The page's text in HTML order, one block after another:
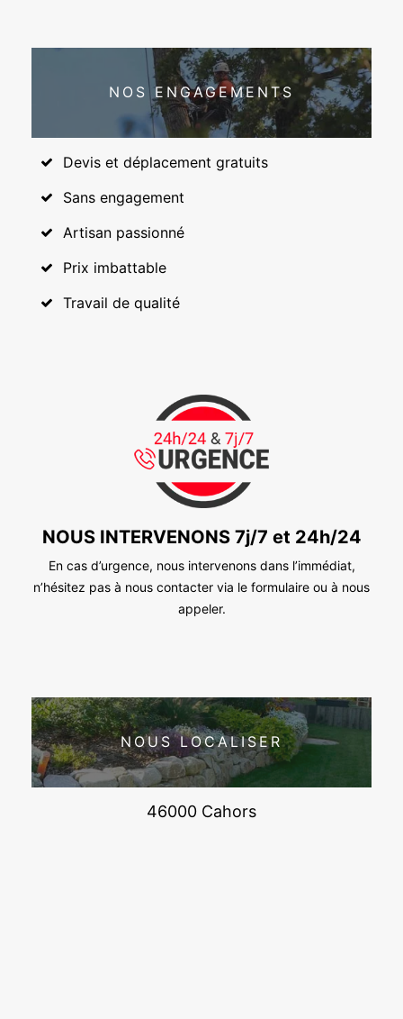
NOS ENGAGEMENTS
Devis et déplacement gratuits
Sans engagement
Artisan passionné
Prix imbattable
Travail de qualité
NOUS INTERVENONS 7j/7 et 24h/24
En cas d’urgence, nous intervenons dans l’immédiat,
n’hésitez pas à nous contacter via le formulaire ou à nous
appeler.
NOUS LOCALISER
46000 Cahors